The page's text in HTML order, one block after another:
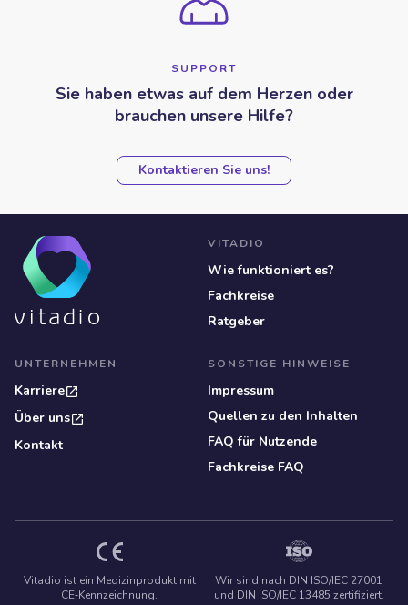
SUPPORT
Sie haben etwas auf dem Herzen oder
brauchen unsere Hilfe?
Kontaktieren Sie uns!
VITADIO
Wie funktioniert es?
Fachkreise
Ratgeber
UNTERNEHMEN
Karriere
Über uns
Kontakt
SONSTIGE HINWEISE
Impressum
Quellen zu den Inhalten
FAQ für Nutzende
Fachkreise FAQ
Vitadio ist ein Medizinprodukt mit
CE‑Kennzeichnung.
Wir sind nach DIN ISO/IEC 27001
und DIN ISO/IEC 13485 zertifiziert.